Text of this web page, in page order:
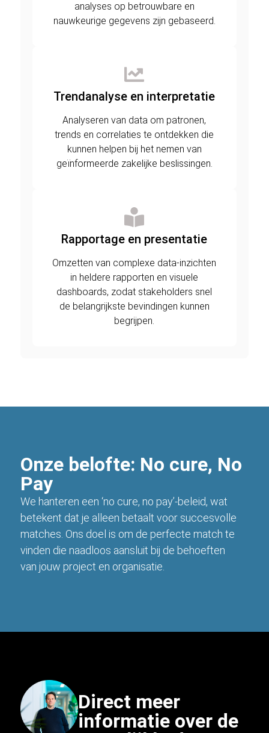
analyses op betrouwbare en
nauwkeurige gegevens zijn gebaseerd.
Trendanalyse en interpretatie
Analyseren van data om patronen,
trends en correlaties te ontdekken die
kunnen helpen bij het nemen van
geïnformeerde zakelijke beslissingen.
Rapportage en presentatie
Omzetten van complexe data-inzichten
in heldere rapporten en visuele
dashboards, zodat stakeholders snel
de belangrijkste bevindingen kunnen
begrijpen.
Onze belofte: No cure, No
Pay
We hanteren een ‘no cure, no pay’-beleid, wat
betekent dat je alleen betaalt voor succesvolle
matches. Ons doel is om de perfecte match te
vinden die naadloos aansluit bij de behoeften
van jouw project en organisatie.
Direct meer
informatie over de